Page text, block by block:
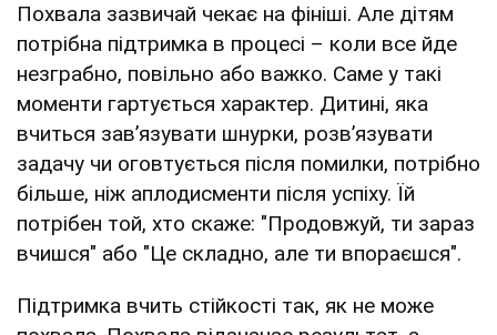
Похвала зазвичай чекає на фініші. Але дітям
потрібна підтримка в процесі – коли все йде
незграбно, повільно або важко. Саме у такі
моменти гартується характер. Дитині, яка
вчиться зав’язувати шнурки, розв’язувати
задачу чи оговтується після помилки, потрібно
більше, ніж аплодисменти після успіху. Їй
потрібен той, хто скаже: "Продовжуй, ти зараз
вчишся" або "Це складно, але ти впораєшся".
Підтримка вчить стійкості так, як не може